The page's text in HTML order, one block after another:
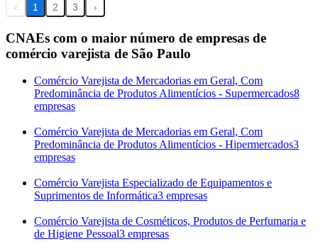
‹ 1 2 3 ›
CNAEs com o maior número de empresas de
comércio varejista de São Paulo
Comércio Varejista de Mercadorias em Geral, Com
Predominância de Produtos Alimentícios - Supermercados8
empresas
Comércio Varejista de Mercadorias em Geral, Com
Predominância de Produtos Alimentícios - Hipermercados3
empresas
Comércio Varejista Especializado de Equipamentos e
Suprimentos de Informática3 empresas
Comércio Varejista de Cosméticos, Produtos de Perfumaria e
de Higiene Pessoal3 empresas